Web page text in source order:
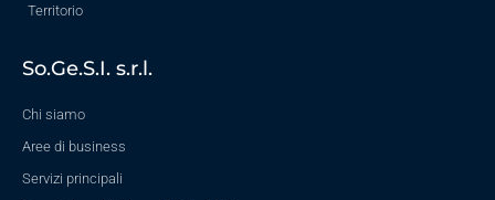
Territorio
So.Ge.S.I. s.r.l.
Chi siamo
Aree di business
Servizi principali